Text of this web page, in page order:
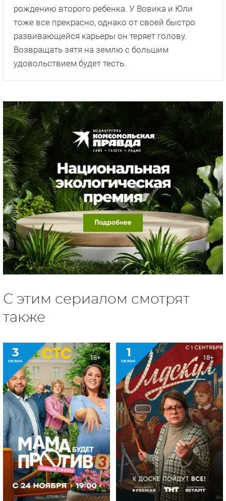
рождению второго ребенка. У Вовика и Юли
тоже все прекрасно, однако от своей быстро
развивающейся карьеры он теряет голову.
Возвращать зятя на землю с большим
удовольствием будет тесть.
С этим сериалом смотрят
также
3
сезон 18+ 1
сезон 18+